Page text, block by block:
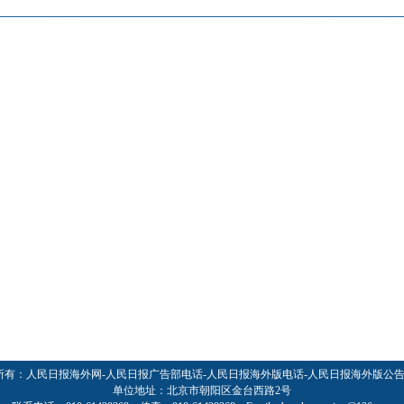
有：人民日报海外网-人民日报广告部电话-人民日报海外版电话-人民日报海外版公
单位地址：北京市朝阳区金台西路2号